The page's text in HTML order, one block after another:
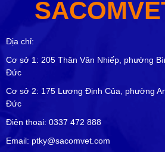
Địa chỉ:
Cơ sở 1: 205 Thân Văn Nhiếp, phường
Đức
Cơ sở 2: 175 Lương Định Của, phường
Đức
Điện thoại: 0337 472 888
Email: ptky@sacomvet.com